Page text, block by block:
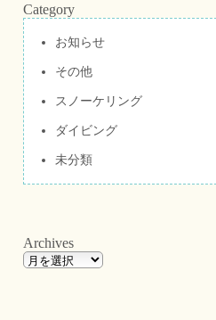
Category
お知らせ
その他
スノーケリング
ダイビング
未分類
Archives